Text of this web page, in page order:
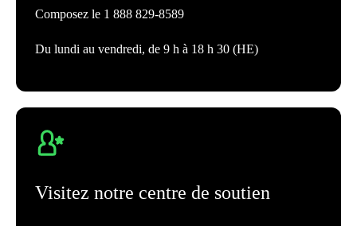
Composez le 1 888 829-8589
Du lundi au vendredi, de 9 h à 18 h 30 (HE)
Visitez notre centre de soutien